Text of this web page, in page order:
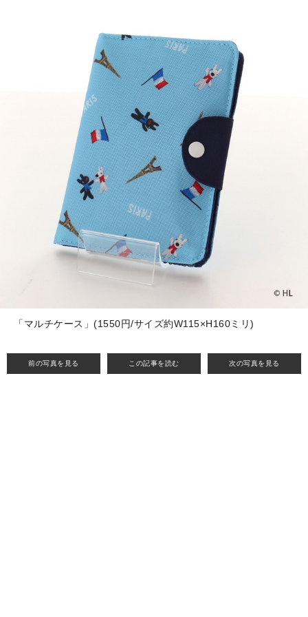
前の写真を見る この記事を読む 次の写真を見る
「マルチケース」(1550円/サイズ約W115×H160ミリ)